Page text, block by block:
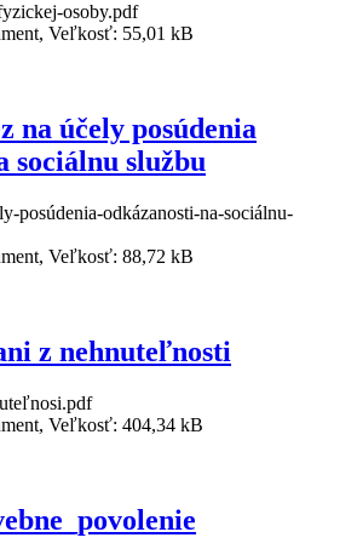
osoby.pdf
Veľkosť: 55,01 kB
na účely posúdenia
sociálnu službu
posúdenia-odkázanosti-na-sociálnu-
Veľkosť: 88,72 kB
z nehnuteľnosti
Veľkosť: 404,34 kB